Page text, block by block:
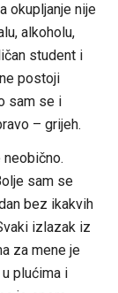
okupljanje nije
alkoholu,
student i
postoji
sam se i
– grijeh.
sam se
bez ikakvih
izlazak iz
za mene je
plućima i